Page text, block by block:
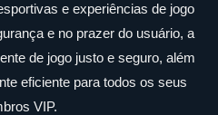
e experiências de jogo
e no prazer do usuário, a
de jogo justo e seguro, além
eficiente para todos os seus
VIP.